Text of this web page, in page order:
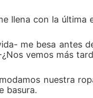
llena con la
me besa antes
vemos más
nuestra
basura.